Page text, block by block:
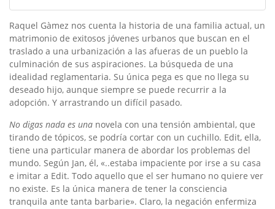
Raquel Gàmez nos cuenta la historia de una familia actual, un
matrimonio de exitosos jóvenes urbanos que buscan en el
traslado a una urbanización a las afueras de un pueblo la
culminación de sus aspiraciones. La búsqueda de una
idealidad reglamentaria. Su única pega es que no llega su
deseado hijo, aunque siempre se puede recurrir a la
adopción. Y arrastrando un difícil pasado.
No digas nada es una novela con una tensión ambiental, que
tirando de tópicos, se podría cortar con un cuchillo. Edit, ella,
tiene una particular manera de abordar los problemas del
mundo. Según Jan, él, «..estaba impaciente por irse a su casa
e imitar a Edit. Todo aquello que el ser humano no quiere ver
no existe. Es la única manera de tener la consciencia
tranquila ante tanta barbarie». Claro, la negación enfermiza